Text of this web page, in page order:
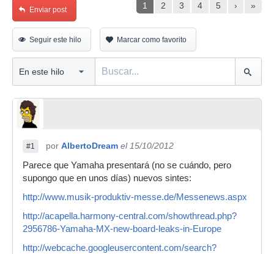
1 2 3 4 5 › »
Enviar post
Seguir este hilo Marcar como favorito
#1 por AlbertoDream el 15/10/2012
Parece que Yamaha presentará (no se cuándo, pero
supongo que en unos días) nuevos sintes:
http://www.musik-produktiv-messe.de/Messenews.aspx
http://acapella.harmony-central.com/showthread.php?
2956786-Yamaha-MX-new-board-leaks-in-Europe
http://webcache.googleusercontent.com/search?